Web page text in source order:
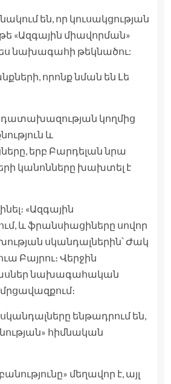
են, որ կուսակցության
«Ազգային միավորման»
նախագահի թեկնածու:
որոնք նման են Լե
դատախազության կողմից
և
երբ Բարդելան նրա
կանոնները խախտել է
«Ազգային
և ֆրանսիացիները սովոր
սկանդալներին՝ Ժակ
Բայրու։ Վերջին
նախագահական
ենթադրում են,
հիմնական
մեղավոր է, այլ